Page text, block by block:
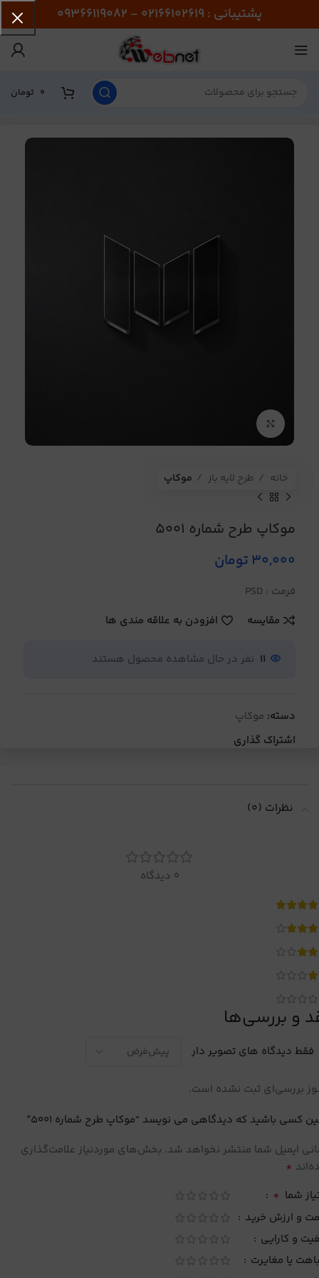
پشتیبانی : 02166102619 - 09366119082
0 تومان
خانه طرح لایه باز موکاپ
موکاپ طرح شماره 5001
30,000تومان
فرمت : PSD
مقایسه
افزودن به علاقه مندی ها
11 نفر در حال مشاهده محصول هستند
دسته: موکاپ
اشتراک گذاری
نظرات (0)
0 دیدگاه
و بررسی‌ها
فقط دیدگاه های تصویر دار
بررسی‌ای ثبت نشده است.
کسی باشید که دیدگاهی می نویسد “موکاپ طرح شماره 5001”
ایمیل شما منتشر نخواهد شد. بخش‌های موردنیاز علامت‌گذاری
*
شما *
و ارزش خرید
و کارایی
یا مغایرت